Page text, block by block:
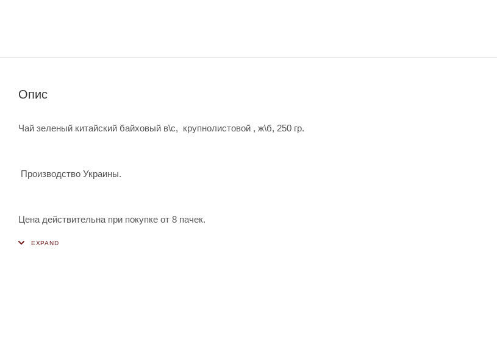
Опис
Чай зеленый китайский байховый в\с, крупнолистовой , ж\б, 250 гр.
Производство Украины.
Цена действительна при покупке от 8 пачек.